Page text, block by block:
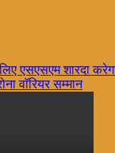
एसएसएम शारदा
वाॅरियर सम्मान